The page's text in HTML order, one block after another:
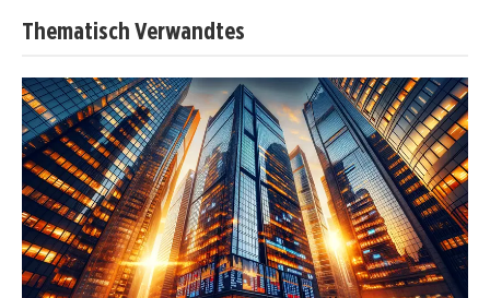
Thematisch Verwandtes